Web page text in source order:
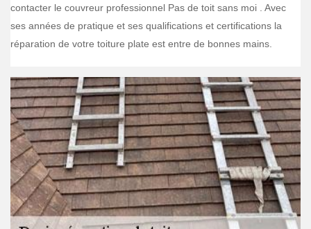
contacter le couvreur professionnel Pas de toit sans moi . Avec
ses années de pratique et ses qualifications et certifications la
réparation de votre toiture plate est entre de bonnes mains.